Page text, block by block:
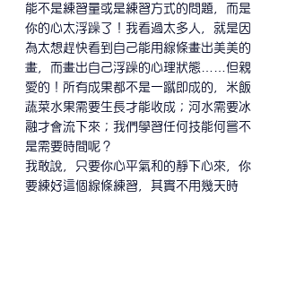
能不是練習量或是練習方式的問題，而是
你的心太浮躁了！我看過太多人，就是因
為太想趕快看到自己能用線條畫出美美的
畫，而畫出自己浮躁的心理狀態……但親
愛的！所有成果都不是一蹴即成的，米飯
蔬菜水果需要生長才能收成；河水需要冰
融才會流下來；我們學習任何技能何嘗不
是需要時間呢？
我敢說，只要你心平氣和的靜下心來，你
要練好這個線條練習，其實不用幾天時